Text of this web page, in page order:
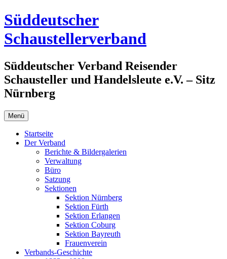
Zum
Inhalt
springen
Süddeutscher
Schaustellerverband
Süddeutscher Verband Reisender
Schausteller und Handelsleute e.V. – Sitz
Nürnberg
Menü
Startseite
Der Verband
Berichte & Bildergalerien
Verwaltung
Büro
Satzung
Sektionen
Sektion Nürnberg
Sektion Fürth
Sektion Erlangen
Sektion Coburg
Sektion Bayreuth
Frauenverein
Verbands-Geschichte